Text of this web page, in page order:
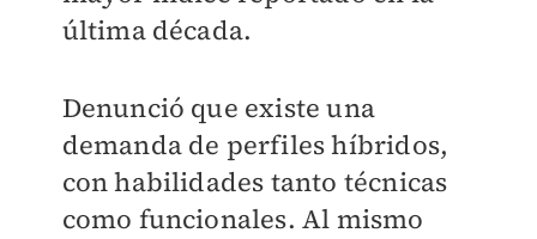
última década.
Denunció que existe una
demanda de perfiles híbridos,
con habilidades tanto técnicas
como funcionales. Al mismo